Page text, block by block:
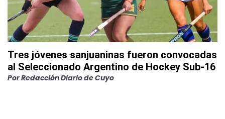
Tres jóvenes sanjuaninas fueron convocadas
al Seleccionado Argentino de Hockey Sub-16
PorRedacción Diario de Cuyo